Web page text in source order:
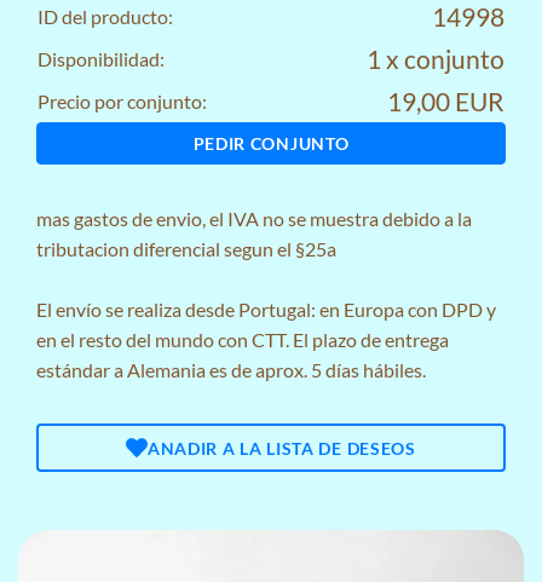
ID del producto: 14998
Disponibilidad: 1 x conjunto
Precio por conjunto: 19,00 EUR
PEDIR CONJUNTO
masgastos de envio, el IVA no se muestra debido a la
tributacion diferencial segun el §25a
El envío se realiza desde Portugal: en Europa con DPD y
en el resto del mundo con CTT. El plazo de entrega
estándar a Alemania es de aprox. 5 días hábiles.
ANADIR A LA LISTA DE DESEOS